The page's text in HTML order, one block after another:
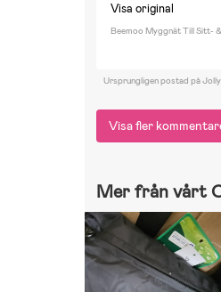
Visa original
Beemoo Myggnät Till Sitt-
Ursprungligen postad på
Visa fler
Mer från vårt